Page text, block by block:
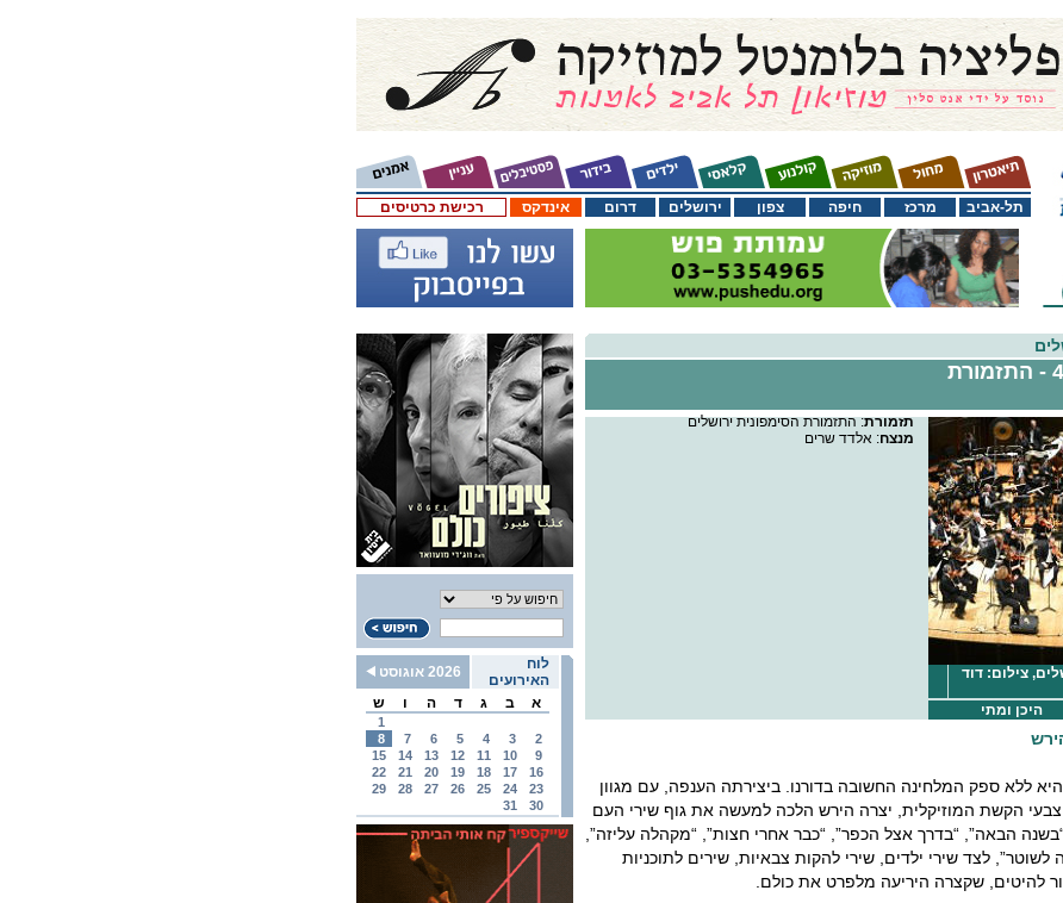
רכישת כרטיסים אינדקס דרום ירושלים צפון חיפה מרכז תל-אביב
לוח
האירועים
2026 אוגוסט
א
ב ג ד ה ו ש
1
2
3
4
5
6
7
8
9
10
11
12
13
14
15
16
17
18
19
20
21
22
23
24
25
26
27
28
29
30
31
שרים עם התזמורת 4 - התזמורת
תזמורת: התזמורת הסימפונית ירושלים
מנצח: אלדד שרים
צילום: דוד
היכן ומתי
היא ללא ספק המלחינה החשובה בדורנו. ביצירתה הענפה, עם מגוון
הקשת המוזיקלית, יצרה הירש הלכה למעשה את גוף שירי העם
הבאה”, “בדרך אצל הכפר”, “כבר אחרי חצות”, “מקהלה עליזה”,
לשוטר”, לצד שירי ילדים, שירי להקות צבאיות, שירים לתוכניות
להיטים, שקצרה היריעה מלפרט את כולם.